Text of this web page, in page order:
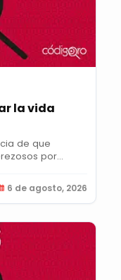
la vida
de que
por
6 de agosto, 2026